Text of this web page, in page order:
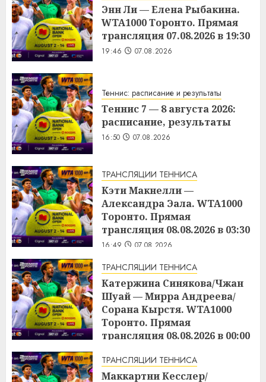
Энн Ли — Елена Рыбакина.
WTA1000 Торонто. Прямая
трансляция 07.08.2026 в 19:30
19:46 07.08.2026
Теннис: расписание и результаты
Теннис 7 — 8 августа 2026:
расписание, результаты
16:50 07.08.2026
ТРАНСЛЯЦИИ ТЕННИСА
Кэти Макнелли —
Александра Эала. WTA1000
Торонто. Прямая
трансляция 08.08.2026 в 03:30
16:49 07.08.2026
ТРАНСЛЯЦИИ ТЕННИСА
Катержина Синякова/Чжан
Шуай — Мирра Андреева/
Сорана Кырстя. WTA1000
Торонто. Прямая
трансляция 08.08.2026 в 00:00
ТРАНСЛЯЦИИ ТЕННИСА
Маккартни Кесслер/